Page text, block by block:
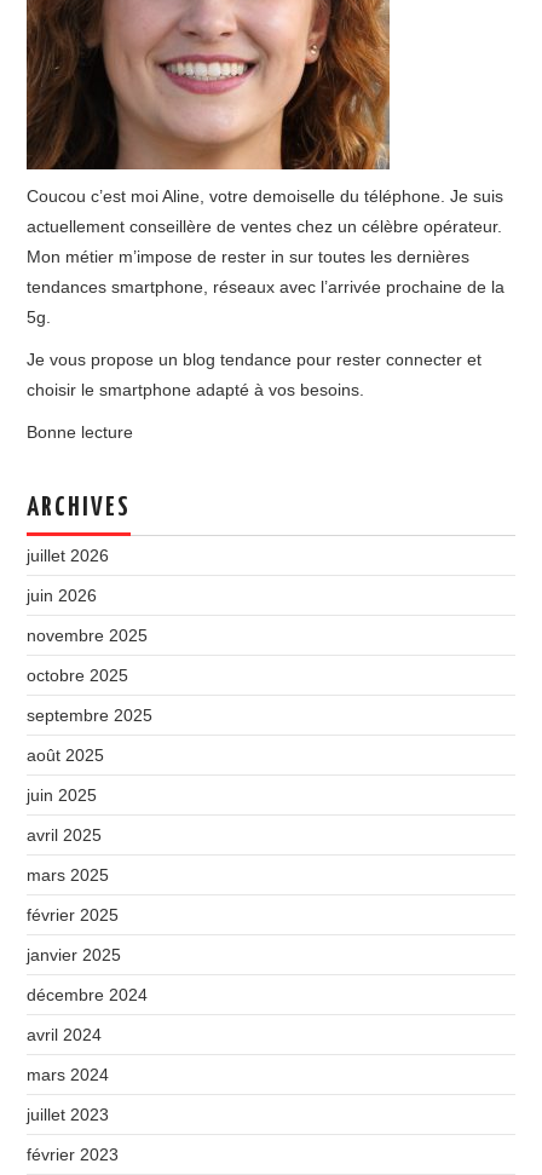
Coucou c’est moi Aline, votre demoiselle du téléphone. Je suis
actuellement conseillère de ventes chez un célèbre opérateur.
Mon métier m’impose de rester in sur toutes les dernières
tendances smartphone, réseaux avec l’arrivée prochaine de la
5g.
Je vous propose un blog tendance pour rester connecter et
choisir le smartphone adapté à vos besoins.
Bonne lecture
ARCHIVES
juillet 2026
juin 2026
novembre 2025
octobre 2025
septembre 2025
août 2025
juin 2025
avril 2025
mars 2025
février 2025
janvier 2025
décembre 2024
avril 2024
mars 2024
juillet 2023
février 2023